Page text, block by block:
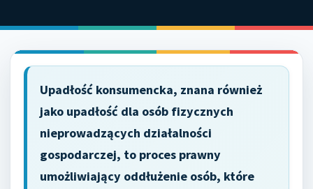
Upadłość konsumencka, znana również
jako upadłość dla osób fizycznych
nieprowadzących działalności
gospodarczej, to proces prawny
umożliwiający oddłużenie osób, które